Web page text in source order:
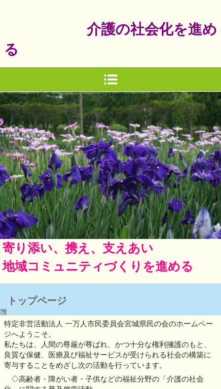
介護の社会化を進め
る
寄り添い、携え、支えあい
地域コミュニティづくりを進める
トップページ
特定非営活動法人 一万人市民委員会宮城県民の会のホームペー
ジへようこそ。
私たちは、人間の尊厳が尊ばれ、かつ十分な権利擁護のもと、
良質な保健、医療及び福祉サービスが受けられる社会の構築に
寄与することをめざし次の活動を行っています。
◇高齢者・障がい者・子供などの福祉分野の「介護の社会